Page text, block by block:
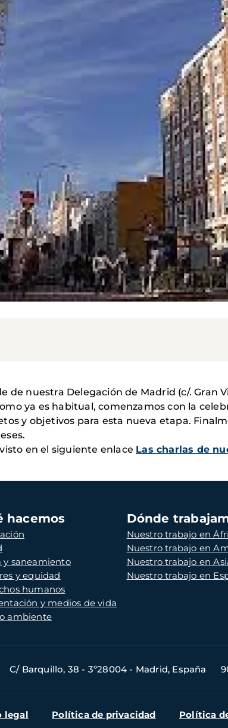
de nuestra Delegación de Madrid (c/. Gran
ya es habitual, comenzamos con la
y objetivos para esta nueva etapa.
en el siguiente enlace Las charlas de
hacemos
y saneamiento
y equidad
humanos
y medios de vida
ambiente
Dónde
Nuestro trabajo en
Nuestro trabajo en
Nuestro trabajo en
Nuestro trabajo en
C/ Barquillo, 38 - 3º28004 - Madrid, España
legal Política de privacidad Política